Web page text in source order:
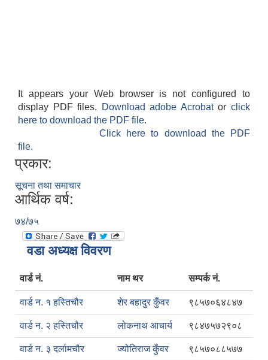
It appears your Web browser is not configured to
display PDF files.
Download adobe Acrobatorclick
here to download the PDF file.
Click here to download the PDF
file.
प्रकार:
सूचना तथा समाचार
आर्थिक वर्ष:
७४/७५
वडा अध्यक्ष विवरण
वार्ड नं. नाम थर सम्पर्क नं.
वार्ड न. १ हस्तिचौर शेर बहादुर कुँवर ९८५७०६४८४७
वार्ड न. २ हस्तिचौर लोकनाथ आचार्य ९८४७५७२९०८
वार्ड न. ३ दर्लामचौर ज्योतिराज कुँवर ९८५७०८८५७७